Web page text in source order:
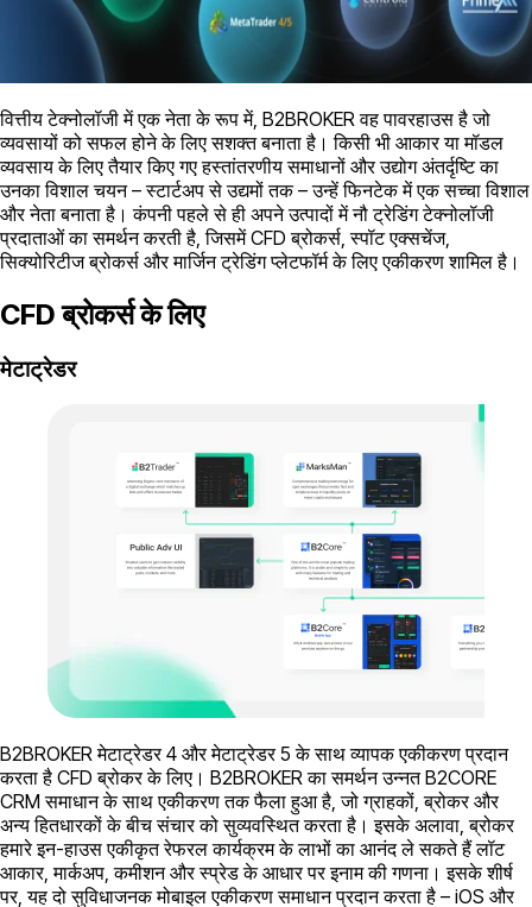
वित्तीय टेक्नोलॉजी में एक नेता के रूप में, B2BROKER वह पावरहाउस है जो
व्यवसायों को सफल होने के लिए सशक्त बनाता है। किसी भी आकार या मॉडल
व्यवसाय के लिए तैयार किए गए हस्तांतरणीय समाधानों और उद्योग अंतर्दृष्टि का
उनका विशाल चयन – स्टार्टअप से उद्यमों तक – उन्हें फिनटेक में एक सच्चा विशाल
और नेता बनाता है। कंपनी पहले से ही अपने उत्पादों में नौ ट्रेडिंग टेक्नोलॉजी
प्रदाताओं का समर्थन करती है, जिसमें CFD ब्रोकर्स, स्पॉट एक्सचेंज,
सिक्योरिटीज ब्रोकर्स और मार्जिन ट्रेडिंग प्लेटफॉर्म के लिए एकीकरण शामिल है।
CFD ब्रोकर्स के लिए
मेटाट्रेडर
B2BROKER मेटाट्रेडर 4 और मेटाट्रेडर 5 के साथ व्यापक एकीकरण प्रदान
करता है CFD ब्रोकर के लिए। B2BROKER का समर्थन उन्नत B2CORE
CRM समाधान के साथ एकीकरण तक फैला हुआ है, जो ग्राहकों, ब्रोकर और
अन्य हितधारकों के बीच संचार को सुव्यवस्थित करता है। इसके अलावा, ब्रोकर
हमारे इन-हाउस एकीकृत रेफरल कार्यक्रम के लाभों का आनंद ले सकते हैं लॉट
आकार, मार्कअप, कमीशन और स्प्रेड के आधार पर इनाम की गणना। इसके शीर्ष
पर, यह दो सुविधाजनक मोबाइल एकीकरण समाधान प्रदान करता है – iOS और